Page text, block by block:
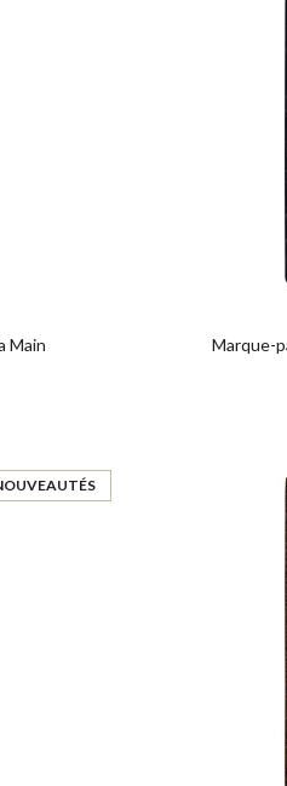
Main
Marque-